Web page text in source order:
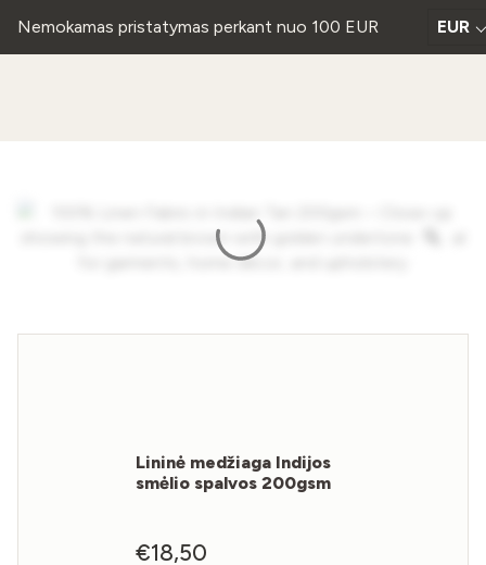
Nemokamas pristatymas perkant nuo 100 EUR EUR
Lininė medžiaga Indijos
smėlio spalvos 200gsm
€18,50